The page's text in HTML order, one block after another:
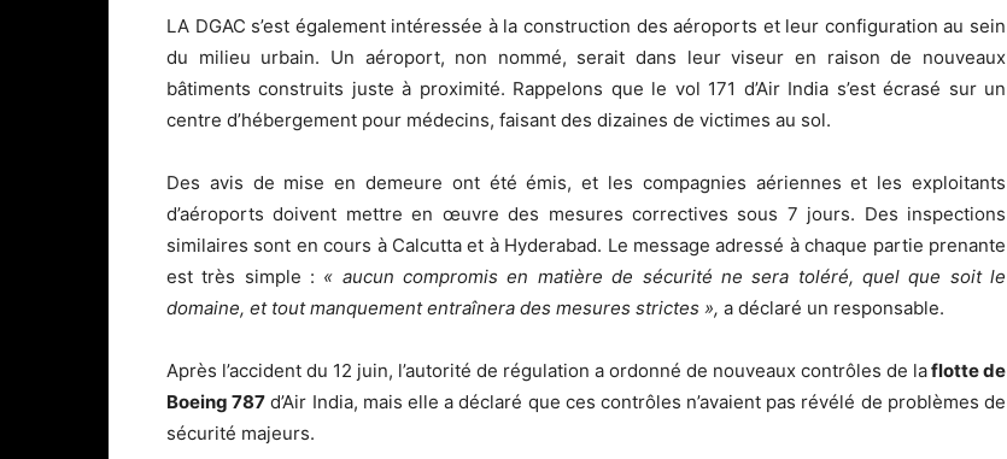
LA DGAC s’est également intéressée à la construction des aéroports et leur configuration au sein
du milieu urbain. Un aéroport, non nommé, serait dans leur viseur en raison de nouveaux
bâtiments construits juste à proximité. Rappelons que le vol 171 d’Air India s’est écrasé sur un
centre d’hébergement pour médecins, faisant des dizaines de victimes au sol.
Des avis de mise en demeure ont été émis, et les compagnies aériennes et les exploitants
d’aéroports doivent mettre en œuvre des mesures correctives sous 7 jours. Des inspections
similaires sont en cours à Calcutta et à Hyderabad. Le message adressé à chaque partie prenante
est très simple : « aucun compromis en matière de sécurité ne sera toléré, quel que soit le
domaine, et tout manquement entraînera des mesures strictes », a déclaré un responsable.
Après l’accident du 12 juin, l’autorité de régulation a ordonné de nouveaux contrôles de laflotte de
Boeing 787 d’Air India, mais elle a déclaré que ces contrôles n’avaient pas révélé de problèmes de
sécurité majeurs.